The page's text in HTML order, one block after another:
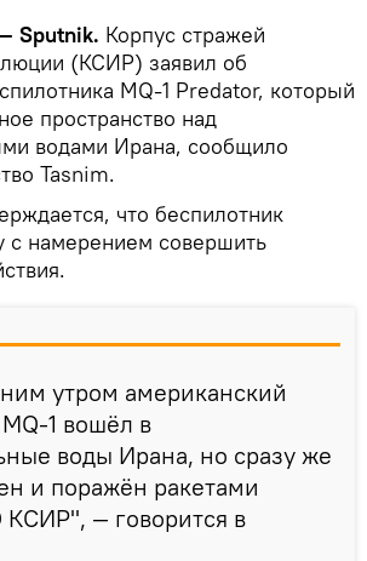
Sputnik. Корпус стражей
(КСИР) заявил об
MQ-1 Predator, который
пространство над
водами Ирана, сообщило
Tasnim.
что беспилотник
с намерением совершить
утром американский
1 вошёл в
воды Ирана, но сразу же
и поражён ракетами
— говорится в